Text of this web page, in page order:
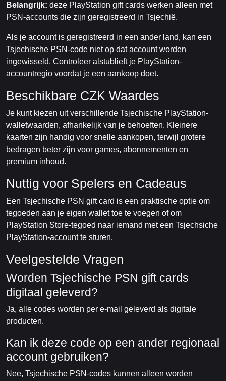
Belangrijk: deze PlayStation gift cards werken alleen met
PSN-accounts die zijn geregistreerd in Tsjechië.
Als je account is geregistreerd in een ander land, kan een
Tsjechische PSN-code niet op dat account worden
ingewisseld. Controleer alstublieft je PlayStation-
accountregio voordat je een aankoop doet.
Beschikbare CZK Waardes
Je kunt kiezen uit verschillende Tsjechische PlayStation-
walletwaarden, afhankelijk van je behoeften. Kleinere
kaarten zijn handig voor snelle aankopen, terwijl grotere
bedragen beter zijn voor games, abonnementen en
premium inhoud.
Nuttig voor Spelers en Cadeaus
Een Tsjechische PSN gift card is een praktische optie om
tegoeden aan je eigen wallet toe te voegen of om
PlayStation Store-tegoed naar iemand met een Tsjechsiche
PlayStation-account te sturen.
Veelgestelde Vragen
Worden Tsjechische PSN gift cards
digitaal geleverd?
Ja, alle codes worden per e-mail geleverd als digitale
producten.
Kan ik deze code op een ander regionaal
account gebruiken?
Nee, Tsjechische PSN-codes kunnen alleen worden